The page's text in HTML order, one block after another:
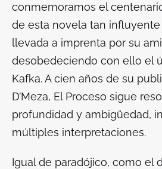
conmemoramos el
de esta novela tan influyente
llevada a imprenta por su
desobedeciendo con ello el
Kafka. A cien años de su
D’Meza, El Proceso sigue
profundidad y ambigüedad,
múltiples interpretaciones.
Igual de paradójico, como el